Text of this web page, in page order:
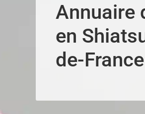
Annuaire
en
de-France